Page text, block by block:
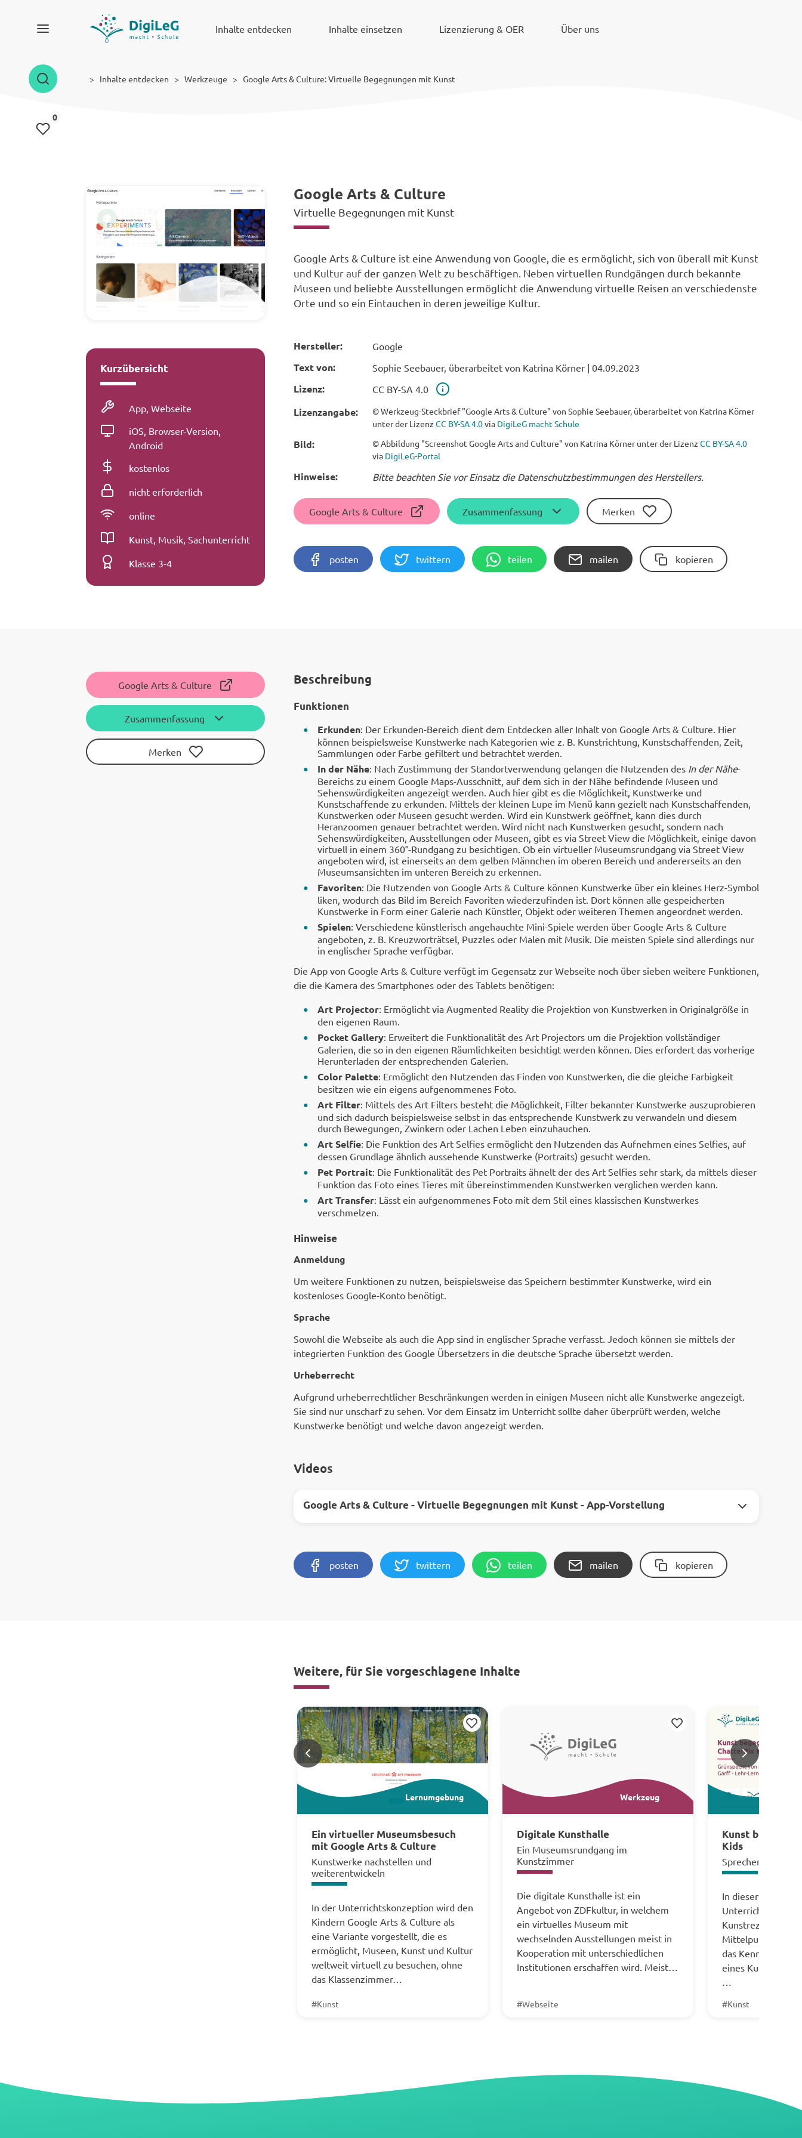
Inhalte entdecken Inhalte einsetzen Lizenzierung & OER Über uns
0Inhalte gemerkt
Inhalte entdecken Werkzeuge Google Arts & Culture: Virtuelle Begegnungen mit Kunst
Werkzeug
Kurzübersicht
Medienart
App, Webseite
Betriebssystem
iOS, Browser-Version,
Android
Kosten
kostenlos
Registrierung
nicht erforderlich
Konnektivität
online
FachKunst, Musik, Sachunterricht
Klassenstufe
Klasse 3-4
Google Arts & Culture
Virtuelle Begegnungen mit Kunst
Google Arts & Culture ist eine Anwendung von Google, die es ermöglicht, sich von überall mit Kunst
und Kultur auf der ganzen Welt zu beschäftigen. Neben virtuellen Rundgängen durch bekannte
Museen und beliebte Ausstellungen ermöglicht die Anwendung virtuelle Reisen an verschiedenste
Orte und so ein Eintauchen in deren jeweilige Kultur.
Hersteller: Google
Text von: Sophie Seebauer, überarbeitet von Katrina Körner | 04.09.2023
Lizenz: CC BY-SA 4.0
Lizenzangabe:
© Werkzeug-Steckbrief "Google Arts & Culture" von Sophie Seebauer, überarbeitet von Katrina Körner
unter der Lizenz CC BY-SA 4.0via DigiLeG macht Schule
Bild: © Abbildung "Screenshot Google Arts and Culture" von Katrina Körner unter der Lizenz CC BY-SA 4.0
via DigiLeG-Portal
Hinweise: Bitte beachten Sie vor Einsatz die Daten­schutz­bestimmungen des Herstellers.
Google Arts & Culture Zusammenfassung Merken
posten twittern teilen mailen kopieren
Google Arts & Culture
Zusammenfassung
Merken
Beschreibung
Funktionen
Erkunden: Der Erkunden-Bereich dient dem Entdecken aller Inhalt von Google Arts & Culture. Hier
können beispielsweise Kunstwerke nach Kategorien wie z. B. Kunstrichtung, Kunstschaffenden, Zeit,
Sammlungen oder Farbe gefiltert und betrachtet werden.
In der Nähe: Nach Zustimmung der Standortverwendung gelangen die Nutzenden des In der Nähe-
Bereichs zu einem Google Maps-Ausschnitt, auf dem sich in der Nähe befindende Museen und
Sehenswürdigkeiten angezeigt werden. Auch hier gibt es die Möglichkeit, Kunstwerke und
Kunstschaffende zu erkunden. Mittels der kleinen Lupe im Menü kann gezielt nach Kunstschaffenden,
Kunstwerken oder Museen gesucht werden. Wird ein Kunstwerk geöffnet, kann dies durch
Heranzoomen genauer betrachtet werden. Wird nicht nach Kunstwerken gesucht, sondern nach
Sehenswürdigkeiten, Ausstellungen oder Museen, gibt es via Street View die Möglichkeit, einige davon
virtuell in einem 360°-Rundgang zu besichtigen. Ob ein virtueller Museumsrundgang via Street View
angeboten wird, ist einerseits an dem gelben Männchen im oberen Bereich und andererseits an den
Museumsansichten im unteren Bereich zu erkennen.
Favoriten: Die Nutzenden von Google Arts & Culture können Kunstwerke über ein kleines Herz-Symbol
liken, wodurch das Bild im Bereich Favoriten wiederzufinden ist. Dort können alle gespeicherten
Kunstwerke in Form einer Galerie nach Künstler, Objekt oder weiteren Themen angeordnet werden.
Spielen: Verschiedene künstlerisch angehauchte Mini-Spiele werden über Google Arts & Culture
angeboten, z. B. Kreuzworträtsel, Puzzles oder Malen mit Musik. Die meisten Spiele sind allerdings nur
in englischer Sprache verfügbar.
Die App von Google Arts & Culture verfügt im Gegensatz zur Webseite noch über sieben weitere Funktionen,
die die Kamera des Smartphones oder des Tablets benötigen:
Art Projector: Ermöglicht via Augmented Reality die Projektion von Kunstwerken in Originalgröße in
den eigenen Raum.
Pocket Gallery: Erweitert die Funktionalität des Art Projectors um die Projektion vollständiger
Galerien, die so in den eigenen Räumlichkeiten besichtigt werden können. Dies erfordert das vorherige
Herunterladen der entsprechenden Galerien.
Color Palette: Ermöglicht den Nutzenden das Finden von Kunstwerken, die die gleiche Farbigkeit
besitzen wie ein eigens aufgenommenes Foto.
Art Filter: Mittels des Art Filters besteht die Möglichkeit, Filter bekannter Kunstwerke auszuprobieren
und sich dadurch beispielsweise selbst in das entsprechende Kunstwerk zu verwandeln und diesem
durch Bewegungen, Zwinkern oder Lachen Leben einzuhauchen.
Art Selfie: Die Funktion des Art Selfies ermöglicht den Nutzenden das Aufnehmen eines Selfies, auf
dessen Grundlage ähnlich aussehende Kunstwerke (Portraits) gesucht werden.
Pet Portrait: Die Funktionalität des Pet Portraits ähnelt der des Art Selfies sehr stark, da mittels dieser
Funktion das Foto eines Tieres mit übereinstimmenden Kunstwerken verglichen werden kann.
Art Transfer: Lässt ein aufgenommenes Foto mit dem Stil eines klassischen Kunstwerkes
verschmelzen.
Hinweise
Anmeldung
Um weitere Funktionen zu nutzen, beispielsweise das Speichern bestimmter Kunstwerke, wird ein
kostenloses Google-Konto benötigt.
Sprache
Sowohl die Webseite als auch die App sind in englischer Sprache verfasst. Jedoch können sie mittels der
integrierten Funktion des Google Übersetzers in die deutsche Sprache übersetzt werden.
Urheberrecht
Aufgrund urheberrechtlicher Beschränkungen werden in einigen Museen nicht alle Kunstwerke angezeigt.
Sie sind nur unscharf zu sehen. Vor dem Einsatz im Unterricht sollte daher überprüft werden, welche
Kunstwerke benötigt und welche davon angezeigt werden.
Videos
Google Arts & Culture - Virtuelle Begegnungen mit Kunst - App-Vorstellung
posten twittern teilen mailen kopieren
Weitere, für Sie vorgeschlagene Inhalte
Merken
Lernumgebung
Ein virtueller Museumsbesuch
mit Google Arts & Culture
Kunstwerke nachstellen und
weiterentwickeln
In der Unterrichtskonzeption wird den
Kindern Google Arts & Culture als
eine Variante vorgestellt, die es
ermöglicht, Museen, Kunst und Kultur
weltweit virtuell zu besuchen, ohne
das Klassenzimmer…
#Kunst
Merken
Werkzeug
Digitale Kunsthalle
Ein Museumsrundgang im
Kunstzimmer
Die digitale Kunsthalle ist ein
Angebot von ZDFkultur, in welchem
ein virtuelles Museum mit
wechselnden Ausstellungen meist in
Kooperation mit unterschiedlichen
Institutionen erschaffen wird. Meist…
#Webseite
Kunst
Kids
Sprechen mit und
In dieser Planung
Kunstrezeption
Mittelpunkt steht
das
eines Kunstwerks
…
#Kunst
< >